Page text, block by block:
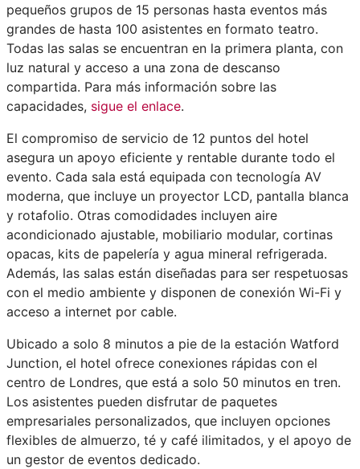
pequeños grupos de 15 personas hasta eventos más
grandes de hasta 100 asistentes en formato teatro.
Todas las salas se encuentran en la primera planta, con
luz natural y acceso a una zona de descanso
compartida. Para más información sobre las
capacidades, sigue el enlace.
El compromiso de servicio de 12 puntos del hotel
asegura un apoyo eficiente y rentable durante todo el
evento. Cada sala está equipada con tecnología AV
moderna, que incluye un proyector LCD, pantalla blanca
y rotafolio. Otras comodidades incluyen aire
acondicionado ajustable, mobiliario modular, cortinas
opacas, kits de papelería y agua mineral refrigerada.
Además, las salas están diseñadas para ser respetuosas
con el medio ambiente y disponen de conexión Wi-Fi y
acceso a internet por cable.
Ubicado a solo 8 minutos a pie de la estación Watford
Junction, el hotel ofrece conexiones rápidas con el
centro de Londres, que está a solo 50 minutos en tren.
Los asistentes pueden disfrutar de paquetes
empresariales personalizados, que incluyen opciones
flexibles de almuerzo, té y café ilimitados, y el apoyo de
un gestor de eventos dedicado.